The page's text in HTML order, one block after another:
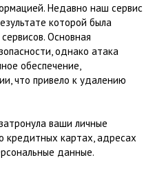
Недавно наш сервис
которой была
Основная
однако атака
обеспечение,
что привело к удалению
ваши личные
картах, адресах
данные.